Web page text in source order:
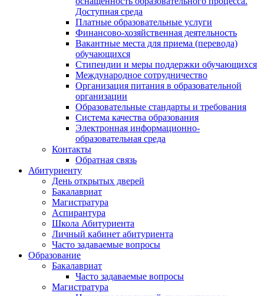
Доступная среда
Платные образовательные услуги
Финансово-хозяйственная деятельность
Вакантные места для приема (перевода)
обучающихся
Стипендии и меры поддержки обучающихся
Международное сотрудничество
Организация питания в образовательной
организации
Образовательные стандарты и требования
Система качества образования
Электронная информационно-
образовательная среда
Контакты
Обратная связь
Абитуриенту
День открытых дверей
Бакалавриат
Магистратура
Аспирантура
Школа Абитуриента
Личный кабинет абитуриента
Часто задаваемые вопросы
Образование
Бакалавриат
Часто задаваемые вопросы
Магистратура